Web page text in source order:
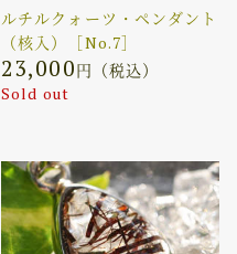
ルチルクォーツ・ペンダント
（核入）［No.7］
23,000円（税込）
Sold out